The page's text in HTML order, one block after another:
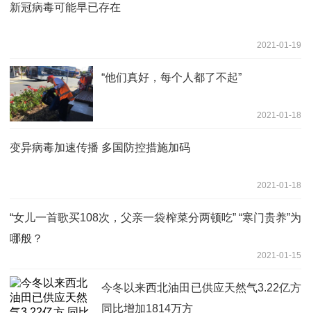
新冠病毒可能早已存在
2021-01-19
“他们真好，每个人都了不起”
2021-01-18
变异病毒加速传播 多国防控措施加码
2021-01-18
“女儿一首歌买108次，父亲一袋榨菜分两顿吃” “寒门贵养”为
哪般？
2021-01-15
今冬以来西北油田已供应天然气3.22亿方
同比增加1814万方